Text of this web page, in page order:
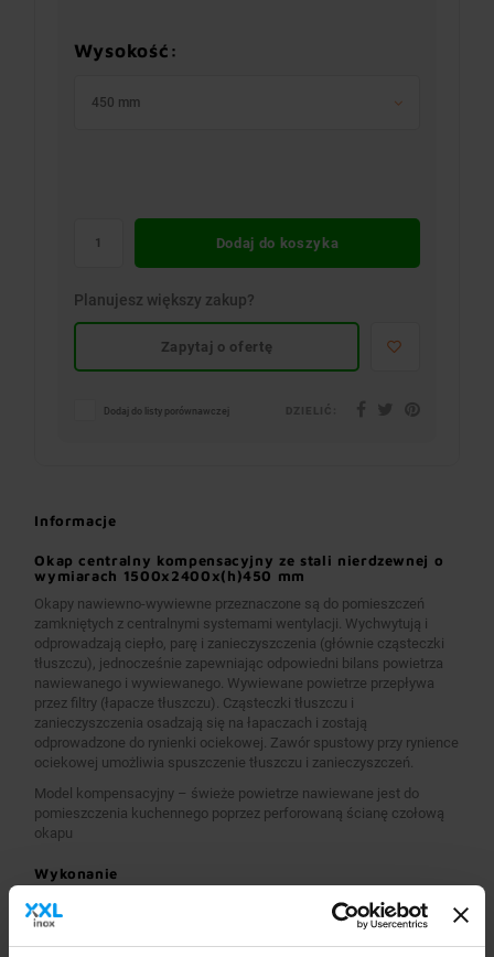
Wysokość:
450 mm
Dodaj do koszyka
Planujesz większy zakup?
Zapytaj o ofertę
Dodaj do listy porównawczej
Informacje
Okap centralny kompensacyjny ze stali nierdzewnej o
wymiarach 1500x2400x(h)450 mm
Okapy nawiewno-wywiewne przeznaczone są do pomieszczeń
zamkniętych z centralnymi systemami wentylacji. Wychwytują i
odprowadzają ciepło, parę i zanieczyszczenia (głównie cząsteczki
tłuszczu), jednocześnie zapewniając odpowiedni bilans powietrza
nawiewanego i wywiewanego. Wywiewane powietrze przepływa
przez filtry (łapacze tłuszczu). Cząsteczki tłuszczu i
zanieczyszczenia osadzają się na łapaczach i zostają
odprowadzone do rynienki ociekowej. Zawór spustowy przy rynience
ociekowej umożliwia spuszczenie tłuszczu i zanieczyszczeń.
Model kompensacyjny – świeże powietrze nawiewane jest do
pomieszczenia kuchennego poprzez perforowaną ścianę czołową
okapu
Wykonanie
Okapy wykonane są z wysokogatunkowej stali nierdzewnej.